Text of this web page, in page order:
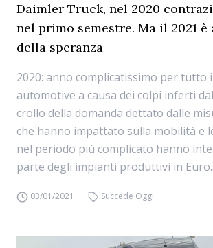
Daimler Truck, nel 2020
nel primo semestre. Ma il 2021 è
della speranza
2020: anno complicatissimo per tutto
automotive a causa dei colpi inferti
crollo della domanda dettato dalle
che hanno impattato sulla mobilità e
nel periodo più complicato hanno
parte degli impianti produttivi in
03/01/2021 Succede Oggi